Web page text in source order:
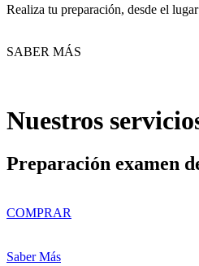
Realiza tu preparación, desde el
SABER MÁS
Nuestros
Preparación examen
COMPRAR
Saber Más